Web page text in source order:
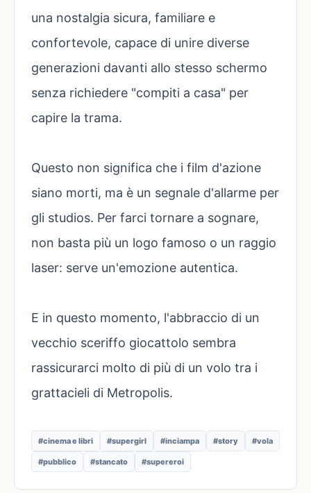
una nostalgia sicura, familiare e
confortevole, capace di unire diverse
generazioni davanti allo stesso schermo
senza richiedere "compiti a casa" per
capire la trama.
Questo non significa che i film d'azione
siano morti, ma è un segnale d'allarme per
gli studios. Per farci tornare a sognare,
non basta più un logo famoso o un raggio
laser: serve un'emozione autentica.
E in questo momento, l'abbraccio di un
vecchio sceriffo giocattolo sembra
rassicurarci molto di più di un volo tra i
grattacieli di Metropolis.
#cinema e libri #supergirl #inciampa #story #vola
#pubblico #stancato #supereroi